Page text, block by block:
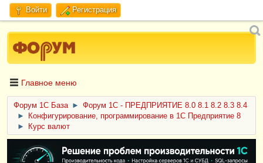
Войти Регистрация
Главное меню
Форум 1C База ►
Форум 1С - ПРЕДПРИЯТИЕ 8.0 8.1 8.2 8.3 8.4
►
Конфигурирование, программирование в 1С Предприятие 8
►
Курс валют